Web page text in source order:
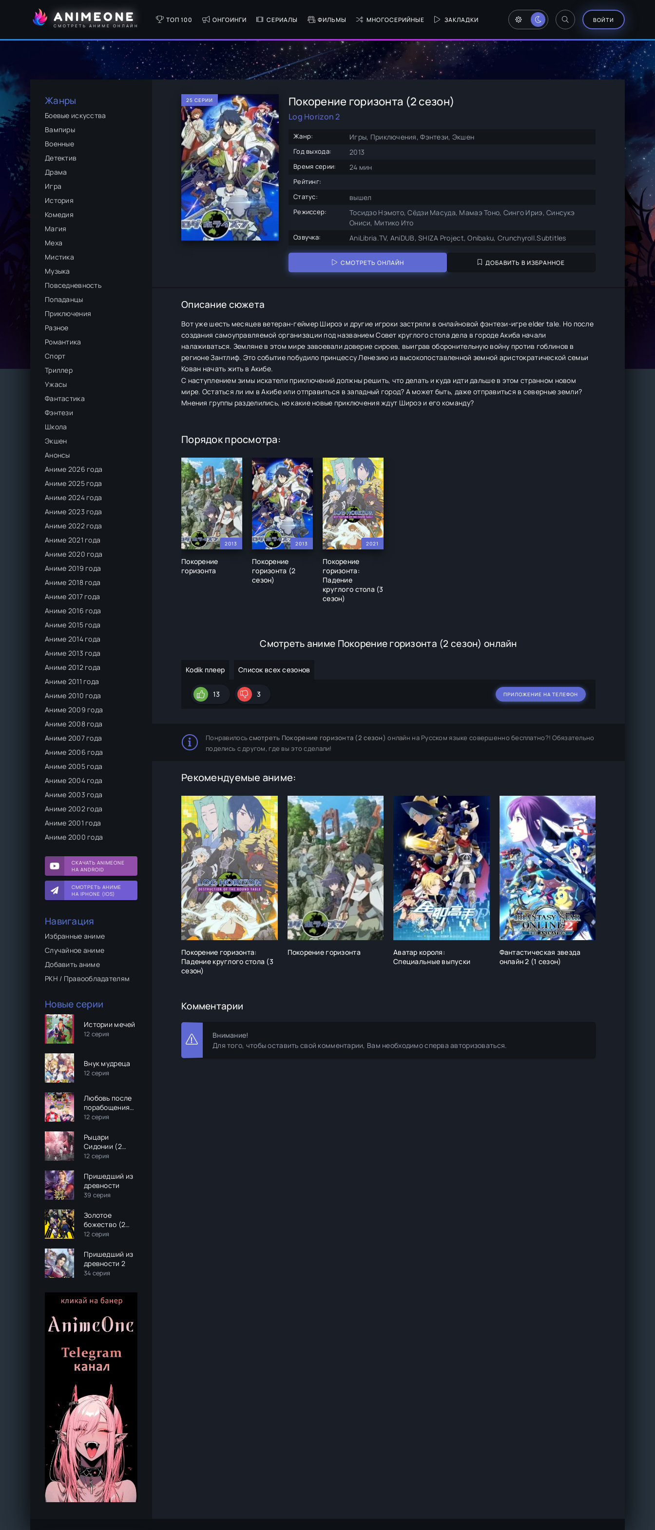
ANIMEONE
СМОТРЕТЬ АНИМЕ ОНЛАЙН
ТОП 100 ОНГОИНГИ СЕРИАЛЫ ФИЛЬМЫ МНОГОСЕРИЙНЫЕ ЗАКЛАДКИ ВОЙТИ
Жанры
Боевые искусства
Вампиры
Военные
Детектив
Драма
Игра
История
Комедия
Магия
Меха
Мистика
Музыка
Повседневность
Попаданцы
Приключения
Разное
Романтика
Спорт
Триллер
Ужасы
Фантастика
Фэнтези
Школа
Экшен
Анонсы
Аниме 2026 года
Аниме 2025 года
Аниме 2024 года
Аниме 2023 года
Аниме 2022 года
Аниме 2021 года
Аниме 2020 года
Аниме 2019 года
Аниме 2018 года
Аниме 2017 года
Аниме 2016 года
Аниме 2015 года
Аниме 2014 года
Аниме 2013 года
Аниме 2012 года
Аниме 2011 года
Аниме 2010 года
Аниме 2009 года
Аниме 2008 года
Аниме 2007 года
Аниме 2006 года
Аниме 2005 года
Аниме 2004 года
Аниме 2003 года
Аниме 2002 года
Аниме 2001 года
Аниме 2000 года
СКАЧАТЬ ANIMEONE
НА ANDROID
СМОТРЕТЬ АНИМЕ
НА IPHONE (IOS)
Навигация
Избранные аниме
Случайное аниме
Добавить аниме
РКН / Правообладателям
Новые серии
Истории мечей
12 серия
Внук мудреца
12 серия
Любовь после
порабощения
мира
12 серия
Рыцари
Сидонии (2
сезон)
12 серия
Пришедший из
древности
39 серия
Золотое
божество (2
сезон)
12 серия
Пришедший из
древности 2
34 серия
25 СЕРИИ Покорение горизонта (2 сезон)
Log Horizon 2
Жанр: Игры, Приключения, Фэнтези, Экшен
Год выхода: 2013
Время серии: 24 мин
Рейтинг:
Статус:
вышел
Режиссер:
Тосидзо Нэмото, Сёдзи Масуда, Мамаэ Тоно, Синго Ириэ, Синсукэ
Ониси, Митико Ито
Озвучка: AniLibria.TV, AniDUB, SHIZA Project, Onibaku, Crunchyroll.Subtitles
СМОТРЕТЬ ОНЛАЙН ДОБАВИТЬ В ИЗБРАННОЕ
Описание сюжета
Вот уже шесть месяцев ветеран-геймер Широэ и другие игроки застряли в онлайновой фэнтези-игре elder tale. Но после
создания самоуправляемой организации под названием Совет круглого стола дела в городе Акиба начали
налаживаться. Земляне в этом мире завоевали доверие сироев, выиграв оборонительную войну против гоблинов в
регионе Зантлиф. Это событие побудило принцессу Ленезию из высокопоставленной земной аристократической семьи
Кован начать жить в Акибе.
С наступлением зимы искатели приключений должны решить, что делать и куда идти дальше в этом странном новом
мире. Остаться ли им в Акибе или отправиться в западный город? А может быть, даже отправиться в северные земли?
Мнения группы разделились, но какие новые приключения ждут Широэ и его команду?
Порядок просмотра:
2013
Покорение
горизонта
2013
Покорение
горизонта (2
сезон)
2021
Покорение
горизонта:
Падение
круглого стола (3
сезон)
Смотреть аниме Покорение горизонта (2 сезон) онлайн
Kodik плеер Список всех сезонов
13 3 ПРИЛОЖЕНИЕ НА ТЕЛЕФОН
Понравилосьсмотреть Покорение горизонта (2 сезон) онлайн на Русском языке совершенно бесплатно?! Обязательно
поделись с другом, где вы это сделали!
Рекомендуемые аниме:
Покорение горизонта:
Падение круглого стола (3
сезон)
Покорение горизонта
Аватар короля:
Специальные выпуски
Фантастическая звезда
онлайн 2 (1 сезон)
Комментарии
Внимание!
Для того, чтобы оставить свой комментарии, Вам необходимо сперва авторизоваться.